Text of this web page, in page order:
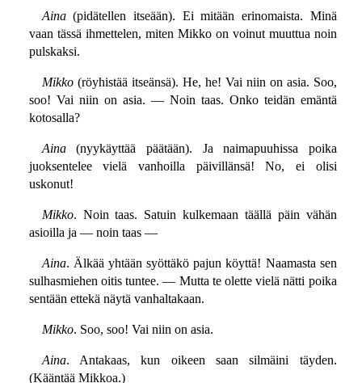
Aina(pidätellen itseään). Ei mitään erinomaista. Minä
vaan tässä ihmettelen, miten Mikko on voinut muuttua noin
pulskaksi.
Mikko(röyhistää itseänsä). He, he! Vai niin on asia. Soo,
soo! Vai niin on asia. — Noin taas. Onko teidän emäntä
kotosalla?
Aina(nyykäyttää päätään). Ja naimapuuhissa poika
juoksentelee vielä vanhoilla päivillänsä! No, ei olisi
uskonut!
Mikko. Noin taas. Satuin kulkemaan täällä päin vähän
asioilla ja — noin taas —
Aina. Älkää yhtään syöttäkö pajun köyttä! Naamasta sen
sulhasmiehen oitis tuntee. — Mutta te olette vielä nätti poika
sentään ettekä näytä vanhaltakaan.
Mikko. Soo, soo! Vai niin on asia.
Aina. Antakaas, kun oikeen saan silmäini täyden.
(Kääntää Mikkoa.)